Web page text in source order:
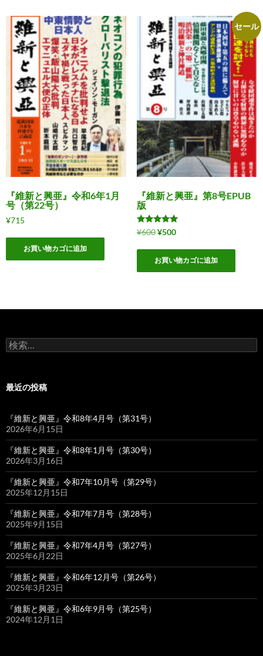
し
た。
¥600
で
す。
『維新と興亜』令和6年1月
号（第22号）
¥715
お買い物カゴに追加
セール
『維新と興亜』第8号EPUB
版
5段階中
5.00
¥600 元
価
格
¥500現
の
価
お買い物カゴに追加
検
索:
最近の投稿
『維新と興亜』令和8年4月号（第31号）
2026年6月15日
『維新と興亜』令和8年1月号（第30号）
2026年3月16日
『維新と興亜』令和7年10月号（第29号）
2025年12月15日
『維新と興亜』令和7年7月号（第28号）
2025年9月15日
『維新と興亜』令和7年4月号（第27号）
2025年6月22日
『維新と興亜』令和6年12月号（第26号）
2025年3月23日
『維新と興亜』令和6年9月号（第25号）
2024年12月1日